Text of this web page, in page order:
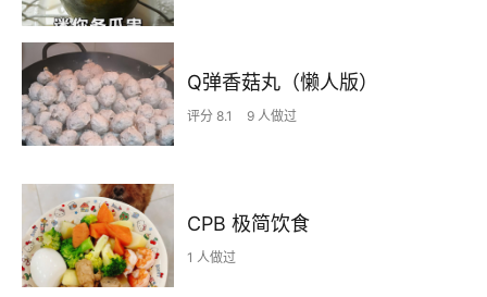
Q弹香菇丸（懒人版）
评分 8.1 9 人做过
CPB 极简饮食
1 人做过